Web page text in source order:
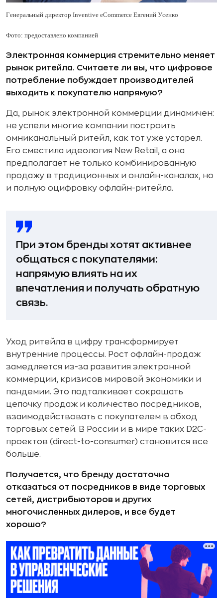
Генеральный директор Inventive eCommerce Евгений Усенко
Фото: предоставлено компанией
Электронная коммерция стремительно меняет
рынок ритейла. Считаете ли вы, что цифровое
потребление побуждает производителей
выходить к покупателю напрямую?
Да, рынок электронной коммерции динамичен:
не успели многие компании построить
омниканальный ритейл, как тот уже устарел.
Его сместила идеология New Retail, а она
предполагает не только комбинированную
продажу в традиционных и онлайн-каналах, но
и полную оцифровку офлайн-ритейла.
При этом бренды хотят активнее
общаться с покупателями:
напрямую влиять на их
впечатления и получать обратную
связь.
Уход ритейла в цифру трансформирует
внутренние процессы. Рост офлайн-продаж
замедляется из-за развития электронной
коммерции, кризисов мировой экономики и
пандемии. Это подталкивает сокращать
цепочку продаж и количество посредников,
взаимодействовать с покупателем в обход
торговых сетей. В России и в мире таких D2C-
проектов (direct-to-consumer) становится все
больше.
Получается, что бренду достаточно
отказаться от посредников в виде торговых
сетей, дистрибьюторов и других
многочисленных дилеров, и все будет
хорошо?